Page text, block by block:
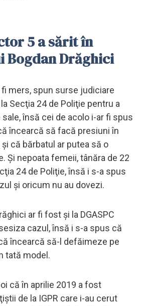
5 a sărit în
Bogdan Drăghici
mers, spun surse judiciare
la Secţia 24 de Poliţie pentru a
însă cei de acolo i-ar fi spus
încearcă să facă presiuni în
că bărbatul ar putea să o
Şi nepoata femeii, tânăra de 22
24 de Poliţie, însă i s-a spus
şi oricum nu au dovezi.
ar fi fost şi la DGASPC
cazul, însă i s-a spus că
încearcă să-l defăimeze pe
tată model.
că în aprilie 2019 a fost
de la IGPR care i-au cerut